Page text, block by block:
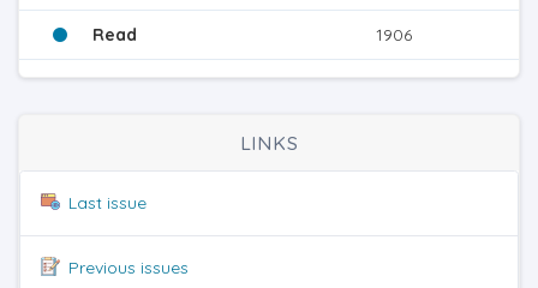
Read 1906
LINKS
Last issue
Previous issues